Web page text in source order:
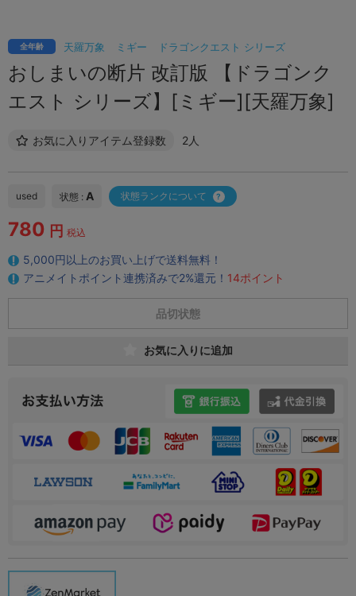
天羅万象 ミギー ドラゴンクエスト シリーズ
全年齢
おしまいの断片 改訂版 【ドラゴンク
エスト シリーズ】[ミギー][天羅万象]
お気に入りアイテム登録数 2人
used 状態 : A 状態ランクについて
780 円 税込
5,000円以上のお買い上げで送料無料！
アニメイトポイント連携済みで2%還元！ 14ポイント
品切状態
お気に入りに追加